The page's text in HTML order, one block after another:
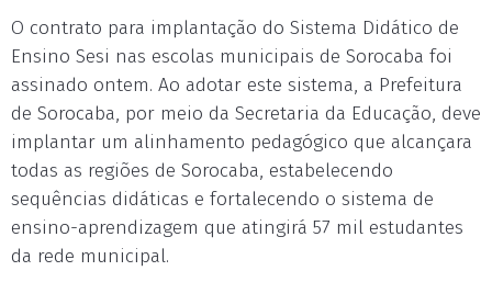
O contrato para implantação do Sistema Didático de
Ensino Sesi nas escolas municipais de Sorocaba foi
assinado ontem. Ao adotar este sistema, a Prefeitura
de Sorocaba, por meio da Secretaria da Educação, deve
implantar um alinhamento pedagógico que alcançara
todas as regiões de Sorocaba, estabelecendo
sequências didáticas e fortalecendo o sistema de
ensino-aprendizagem que atingirá 57 mil estudantes
da rede municipal.